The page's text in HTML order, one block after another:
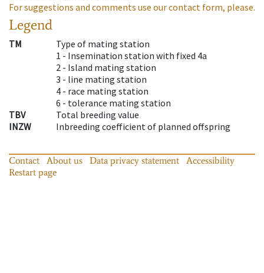
For suggestions and comments use our contact form, please.
Legend
TM
Type of mating station
1 - Insemination station with fixed 4a
2 - Island mating station
3 - line mating station
4 - race mating station
6 - tolerance mating station
TBV
Total breeding value
INZW
Inbreeding coefficient of planned offspring
Contact About us Data privacy statement
Accessibility
Restart page